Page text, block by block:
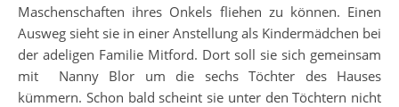
Maschenschaften ihres Onkels fliehen zu können. Einen
Ausweg sieht sie in einer Anstellung als Kindermädchen bei
der adeligen Familie Mitford. Dort soll sie sich gemeinsam
mit Nanny Blor um die sechs Töchter des Hauses
kümmern. Schon bald scheint sie unter den Töchtern nicht